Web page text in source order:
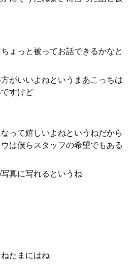
ょっと被ってお話できるかなと
がいいよねというまあこっちは
すけど
って嬉しいよねというねだから
は僕らスタッフの希望でもある
真に写れるというね
たまにはね